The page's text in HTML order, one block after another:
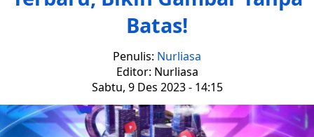
Batas!
Penulis: Nurliasa
Editor: Nurliasa
Sabtu, 9 Des 2023 - 14:15